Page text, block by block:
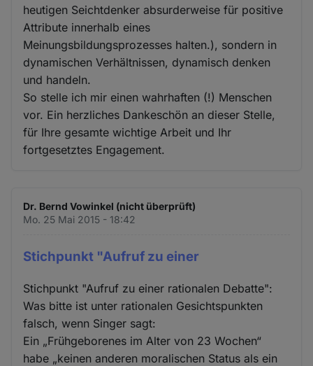
heutigen Seichtdenker absurderweise für positive
Attribute innerhalb eines
Meinungsbildungsprozesses halten.), sondern in
dynamischen Verhältnissen, dynamisch denken
und handeln.
So stelle ich mir einen wahrhaften (!) Menschen
vor. Ein herzliches Dankeschön an dieser Stelle,
für Ihre gesamte wichtige Arbeit und Ihr
fortgesetztes Engagement.
Dr. Bernd Vowinkel (nicht überprüft)
Mo. 25 Mai 2015 - 18:42
Stichpunkt "Aufruf zu einer
Stichpunkt "Aufruf zu einer rationalen Debatte":
Was bitte ist unter rationalen Gesichtspunkten
falsch, wenn Singer sagt:
Ein „Frühgeborenes im Alter von 23 Wochen“
habe „keinen anderen moralischen Status als ein